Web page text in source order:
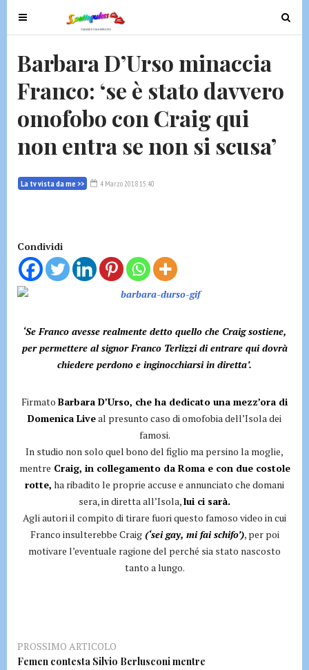
T
o
g
l
e
n
v
g
o
n
T
o
e
Barbara D’Urso minaccia
Franco: ‘se è stato davvero
omofobo con Craig qui
non entra se non si scusa’
La tv vista da me >> 4 Marzo 2018 15:40
Condividi
‘Se Franco avesse realmente detto quello che Craig sostiene,
per permettere al signor Franco Terlizzi di entrare qui dovrà
chiedere perdono e inginocchiarsi in diretta’.
Firmato Barbara D’Urso, che ha dedicato una mezz’ora di
Domenica Liveal presunto caso di omofobia dell’Isola dei
famosi.
In studio non solo quel bono del figlio ma persino la moglie,
mentre Craig, in collegamento da Roma e con due costole
rotte, ha ribadito le proprie accuse e annunciato che domani
sera, in diretta all’Isola,lui ci sarà.
Agli autori il compito di tirare fuori questo famoso video in cui
Franco insulterebbe Craig(‘sei gay, mi fai schifo’), per poi
motivare l’eventuale ragione del perché sia stato nascosto
tanto a lungo.
PROSSIMO ARTICOLO
Femen contesta Silvio Berlusconi mentre